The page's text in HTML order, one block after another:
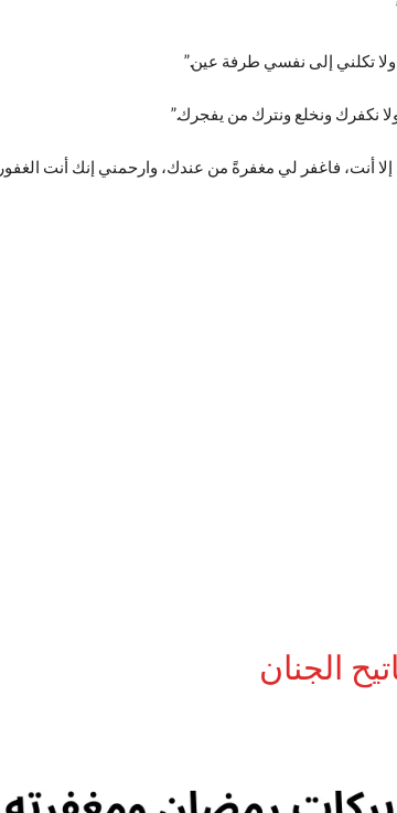
تكلني إلى نفسي طرفة عين.”
نكفرك ونخلع ونترك من يفجرك.”
أنت، فاغفر لي مغفرةً من عندك، وارحمني إنك أنت الغفور
الجنان